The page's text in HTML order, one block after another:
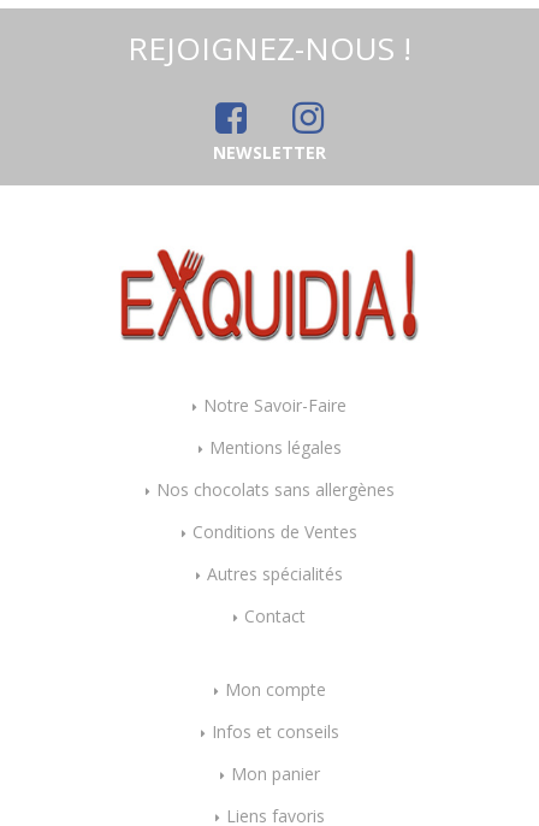
REJOIGNEZ-NOUS !
NEWSLETTER
Notre Savoir-Faire
Mentions légales
Nos chocolats sans allergènes
Conditions de Ventes
Autres spécialités
Contact
Mon compte
Infos et conseils
Mon panier
Liens favoris